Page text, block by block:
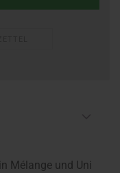
Mélange und Uni